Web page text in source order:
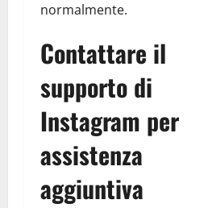
normalmente.
Contattare il
supporto di
Instagram per
assistenza
aggiuntiva